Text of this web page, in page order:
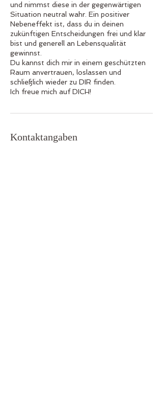
und nimmst diese in der gegenwärtigen
Situation neutral wahr. Ein positiver
Nebeneffekt ist, dass du in deinen
zukünftigen Entscheidungen frei und klar
bist und generell an Lebensqualität
gewinnst.
Du kannst dich mir in einem geschützten
Raum anvertrauen, loslassen und
schließlich wieder zu DIR finden.
Ich freue mich auf DICH!
Kontaktangaben